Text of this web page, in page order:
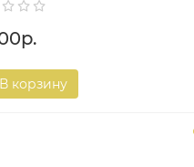
В корзину